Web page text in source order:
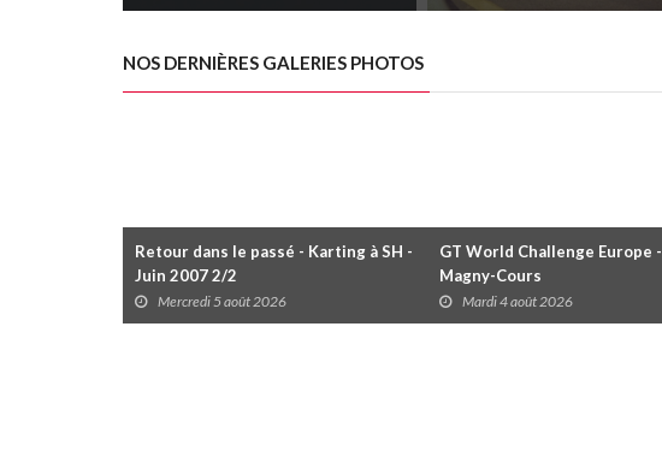
au GP3R
NOS DERNIÈRES GALERIES PHOTOS
Retour dans le passé - Karting à SH -
Juin 2007 2/2
Mercredi 5 août 2026
GT World Challenge Europe -
Magny-Cours
Mardi 4 août 2026